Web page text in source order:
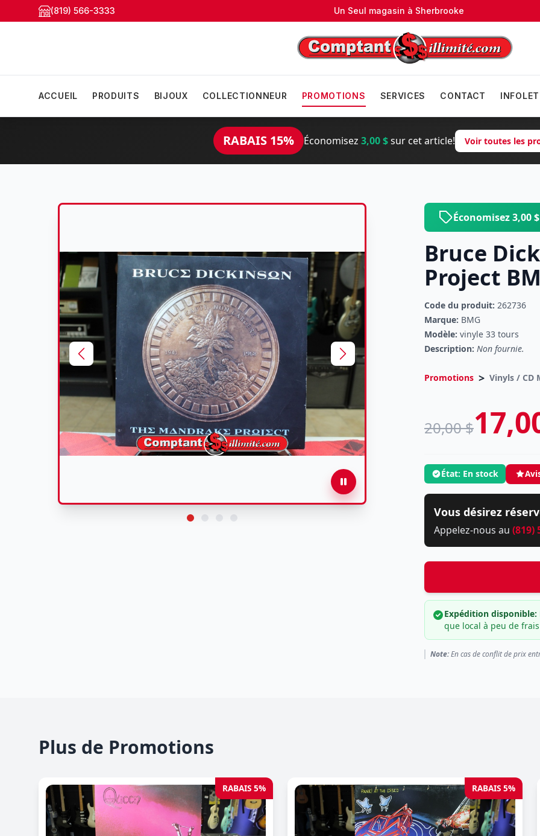
(819) 566-3333 Un Seul magasin à Sherbrooke
ACCUEIL PRODUITS BIJOUX COLLECTIONNEUR PROMOTIONS SERVICES CONTACT
RABAIS 15% Économisez 3,00 $sur cet article! Voir toutes les
Économisez 3,00
Bruce
Project
Code du produit: 262736
Marque: BMG
Modèle: vinyle 33 tours
Description: Non fournie.
Promotions > Vinyls / CD
20,00 $
État: En stock
Vous désirez
Appelez-nous au (819)
Expédition disponible:
que local à peu de frais
Note:En cas de conflit de prix
Plus de Promotions
RABAIS 5% RABAIS 5%